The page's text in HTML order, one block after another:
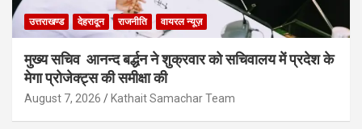
उत्तराखण्ड देहरादून राजनीति वायरल न्यूज़
मुख्य सचिव आनन्द बर्द्धन ने शुक्रवार को सचिवालय में प्रदेश के
मेगा प्रोजेक्ट्स की समीक्षा की
August 7, 2026 Kathait Samachar Team